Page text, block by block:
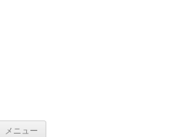
メニュー コンテンツへ移動